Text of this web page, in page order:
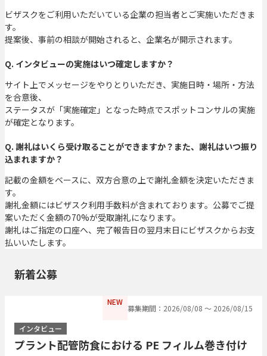
ビザスクをご利用いただいている企業の担当者とご実施いただきま
す。
提案後、事前の相談が開始されると、企業名が開示されます。
Q. インタビューの実施はいつ確定しますか？
サイト上でメッセージをやりとりいただき、実施日時・場所・方法
を合意後、
ステータスが「実施確定」となった時点でスポットコンサルの実施
が確定となります。
Q. 謝礼はいくら受け取ることができますか？また、謝礼はいつ振り
込まれますか？
記載の金額をベースに、双方合意の上で謝礼金額を決定いただきま
す。
謝礼金額にはビザスク利用手数料が含まれております。公募でご提
案いただく金額の70%が受取謝礼になります。
謝礼はご指定の口座へ、完了報告日の翌月末日にビザスクからお支
払いいたします。
新着公募
NEW
募集期間：2026/08/08 〜 2026/08/15
インタビュー
プラント配管防食における PE フィルム巻き付け